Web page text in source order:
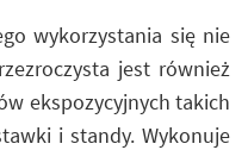
wykorzystania się nie
jest również
ekspozycyjnych takich
i standy. Wykonuje